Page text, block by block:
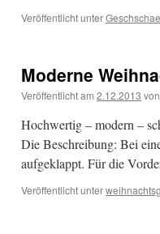
Veröffentlicht unter
Moderne
Veröffentlicht am 2.12.2013 von
Hochwertig – modern –
Die Beschreibung: Bei
aufgeklappt. Für die
Veröffentlicht unter